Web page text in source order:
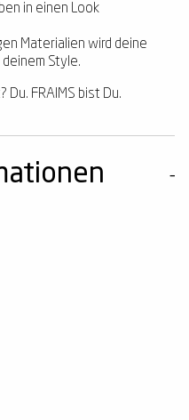
in einen Look
Materialien wird deine
deinem Style.
Du. FRAIMS bist Du.